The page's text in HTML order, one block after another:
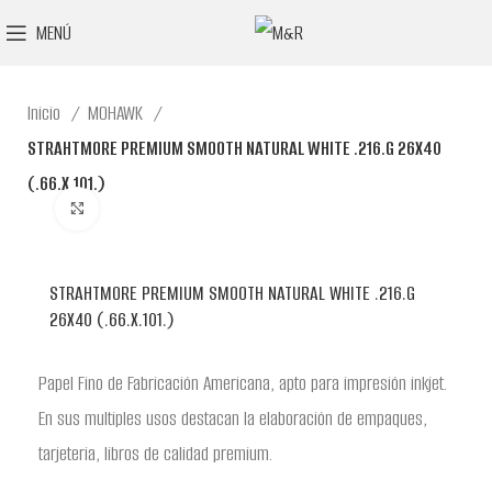
MENÚ
Inicio
MOHAWK
STRAHTMORE PREMIUM SMOOTH NATURAL WHITE .216.G 26X40
(.66.X.101.)
STRAHTMORE PREMIUM SMOOTH NATURAL WHITE .216.G
26X40 (.66.X.101.)
Papel Fino de Fabricación Americana, apto para impresión inkjet.
En sus multiples usos destacan la elaboración de empaques,
tarjeteria, libros de calidad premium.